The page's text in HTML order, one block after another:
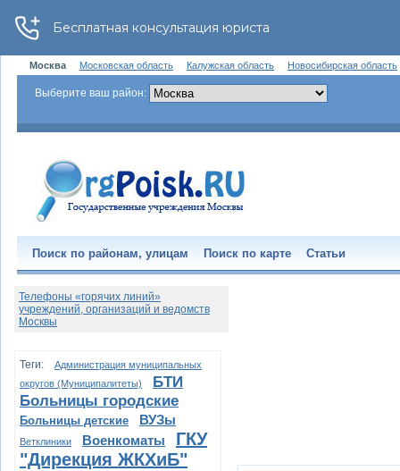
Москва Московская область Калужская область Новосибирская область
Выберите ваш район:
Поиск по районам, улицам Поиск по карте Статьи
Телефоны «горячих линий»
учреждений, организаций и ведомств
Москвы
Теги:
Администрация муниципальных
округов (Муниципалитеты)
БТИ
Больницы городские
Больницы детские ВУЗы
Ветклиники Военкоматы
ГКУ
"Дирекция ЖКХиБ"